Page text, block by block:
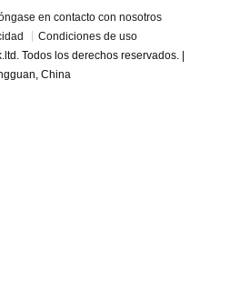
en contacto con nosotros
Condiciones de uso
Todos los derechos reservados. |
China